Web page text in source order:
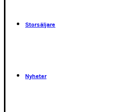
Storsäljare
Nyheter